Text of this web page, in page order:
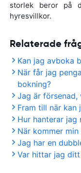
storlek beror på
hyresvillkor.
Relaterade
Kan jag avboka
När får jag
bokning?
Jag är försenad,
Fram till när kan
Hur hanterar jag
När kommer
Jag har en
Var hittar jag